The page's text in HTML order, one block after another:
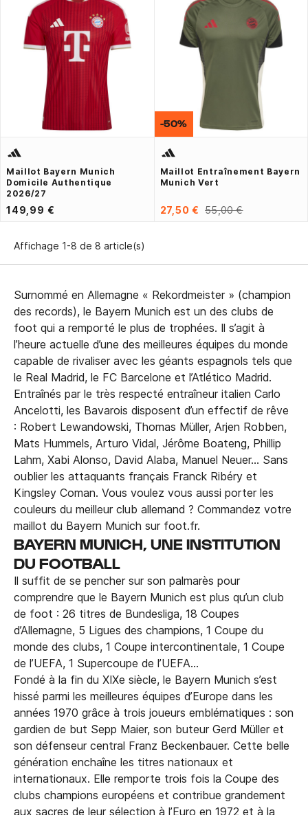
Maillot Bayern Munich
Domicile Authentique
2026/27
149,99 €
Maillot Entraînement Bayern
Munich Vert
27,50 € 55,00 €
-50%
Affichage 1-8 de 8 article(s)
Surnommé en Allemagne « Rekordmeister » (champion
des records), le Bayern Munich est un des clubs de
foot qui a remporté le plus de trophées. Il s’agit à
l’heure actuelle d’une des meilleures équipes du monde
capable de rivaliser avec les géants espagnols tels que
le Real Madrid, le FC Barcelone et l’Atlético Madrid.
Entraînés par le très respecté entraîneur italien Carlo
Ancelotti, les Bavarois disposent d’un effectif de rêve
: Robert Lewandowski, Thomas Müller, Arjen Robben,
Mats Hummels, Arturo Vidal, Jérôme Boateng, Phillip
Lahm, Xabi Alonso, David Alaba, Manuel Neuer… Sans
oublier les attaquants français Franck Ribéry et
Kingsley Coman. Vous voulez vous aussi porter les
couleurs du meilleur club allemand ? Commandez votre
maillot du Bayern Munich sur foot.fr.
BAYERN MUNICH, UNE INSTITUTION
DU FOOTBALL
Il suffit de se pencher sur son palmarès pour
comprendre que le Bayern Munich est plus qu’un club
de foot : 26 titres de Bundesliga, 18 Coupes
d’Allemagne, 5 Ligues des champions, 1 Coupe du
monde des clubs, 1 Coupe intercontinentale, 1 Coupe
de l’UEFA, 1 Supercoupe de l’UEFA…
Fondé à la fin du XIXe siècle, le Bayern Munich s’est
hissé parmi les meilleures équipes d’Europe dans les
années 1970 grâce à trois joueurs emblématiques : son
gardien de but Sepp Maier, son buteur Gerd Müller et
son défenseur central Franz Beckenbauer. Cette belle
génération enchaîne les titres nationaux et
internationaux. Elle remporte trois fois la Coupe des
clubs champions européens et contribue grandement
aux sacres de leur sélection à l’Euro en 1972 et à la